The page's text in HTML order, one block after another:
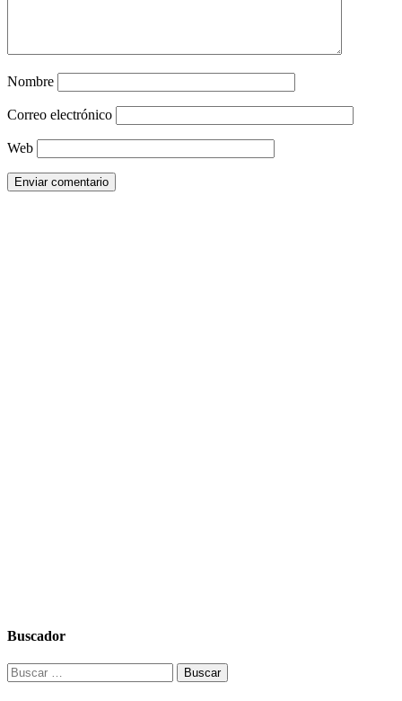
Nombre
Correo electrónico
Web
Buscador
Buscar: